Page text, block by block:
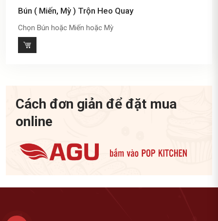
Bún ( Miến, Mỳ ) Trộn Heo Quay
Chọn Bún hoặc Miến hoặc Mỳ
Cách đơn giản để đặt mua
online